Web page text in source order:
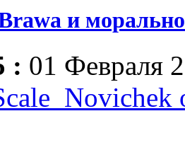
и
: 01 Февраля